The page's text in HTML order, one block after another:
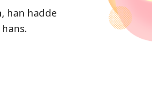
han hadde